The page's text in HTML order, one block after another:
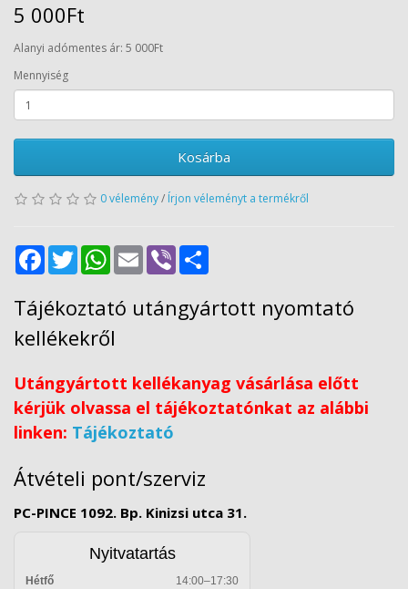
5 000Ft
Alanyi adómentes ár: 5 000Ft
Mennyiség
Kosárba
0 vélemény/ Írjon véleményt a termékről
FacebookTwitter WhatsApp
Email Viber
Tájékoztató utángyártott nyomtató
kellékekről
Utángyártott kellékanyag vásárlása előtt
kérjük olvassa el tájékoztatónkat az alábbi
linken: Tájékoztató
Átvételi pont/szerviz
PC-PINCE 1092. Bp. Kinizsi utca 31.
Nyitvatartás
Hétfő
14:00–17:30